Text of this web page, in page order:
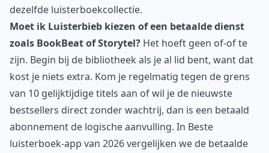
dezelfde luisterboekcollectie.
Moet ik Luisterbieb kiezen of een betaalde dienst
zoals BookBeat of Storytel? Het hoeft geen of-of te
zijn. Begin bij de bibliotheek als je al lid bent, want dat
kost je niets extra. Kom je regelmatig tegen de grens
van 10 gelijktijdige titels aan of wil je de nieuwste
bestsellers direct zonder wachtrij, dan is een betaald
abonnement de logische aanvulling. In Beste
luisterboek-app van 2026vergelijken we de betaalde